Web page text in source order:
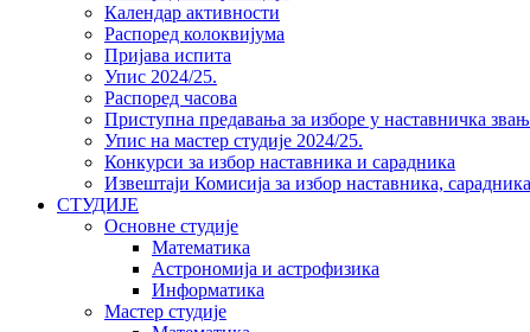
Календар активности
Распоред колоквијума
Пријава испита
Упис 2024/25.
Распоред часова
Приступна предавања за изборе у наставничка
Упис на мастер студије 2024/25.
Конкурси за избор наставника и сарадника
Извештаји Комисија за избор наставника,
СТУДИЈЕ
Основне студије
Математика
Астрономија и астрофизика
Информатика
Мастер студије